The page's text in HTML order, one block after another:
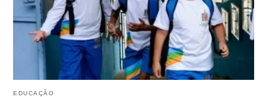
EDUCAÇÃO